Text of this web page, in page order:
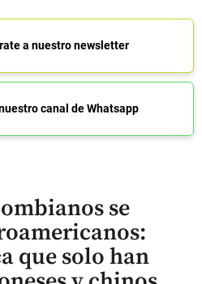
a nuestro newsletter
canal de Whatsapp
se
que solo han